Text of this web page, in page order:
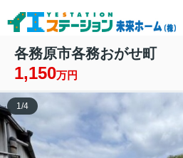
各務原市各務おがせ町
1,150万円
1/4